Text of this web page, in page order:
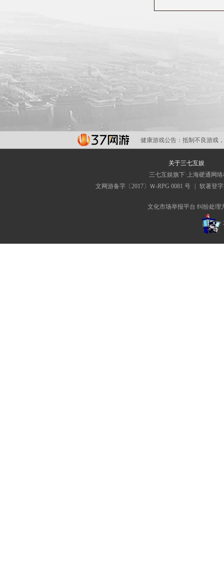
健康游戏公告： 抵制不良游戏
关于三七互娱
三七互娱旗下·上海硬通网
文网游备字〔2017〕Ｗ-RPG 0081 号
软著登
文化市场举报平台 纠纷处理